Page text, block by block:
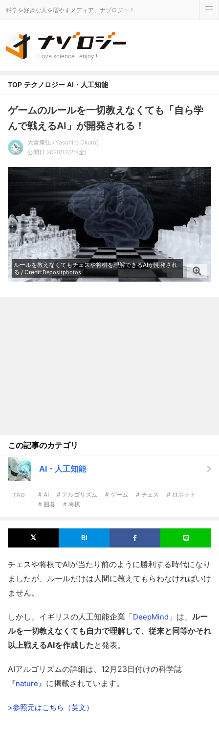
科学を好きな人を増やすメディア、ナゾロジー！
Love science , enjoy !
TOP テクノロジー AI・人工知能
ゲームのルールを一切教えなくても「自ら学
んで戦えるAI」が開発される！
大倉康弘
Yasuhiro Okura
公開日 2020/12/25(金)
ルールを教えなくてもチェスや将棋を理解できるAIが開発され
る / Credit:Depositphotos
この記事のカテゴリ
AI・人工知能
TAG # AI # アルゴリズム # ゲーム # チェス
# ロボット
# 囲碁
# 将棋
チェスや将棋でAIが当たり前のように勝利する時代になり
ましたが、ルールだけは人間に教えてもらわなければいけ
ません。
しかし、イギリスの人工知能企業「DeepMind 」は、 ルー
ルを一切教えなくても自力で理解して、従来と同等かそれ
以上戦えるAIを作成したと発表。
AIアルゴリズムの詳細は、12月23日付けの科学誌
『nature 』に掲載されています。
>参照元はこちら（英文）